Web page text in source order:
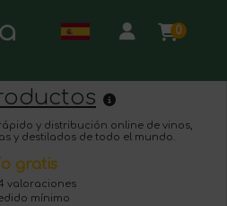
0
y distribución online de vinos,
y destilados de todo el mundo.
gratis
valoraciones
mínimo